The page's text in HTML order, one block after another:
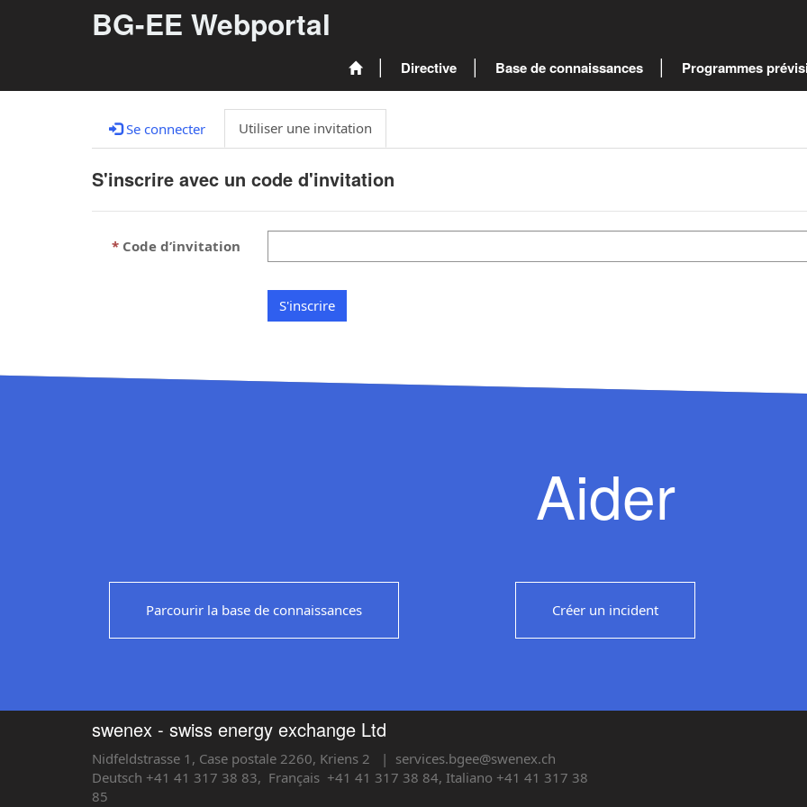
BG-EE Webportal
Directive Base de connaissances Programmes
Se connecter Utiliser une invitation
S'inscrire avec un code d'invitation
Code d’invitation
S'inscrire
Aider
Parcourir la base de connaissances Créer un incident
swenex - swiss energy exchange Ltd
Nidfeldstrasse 1, Case postale 2260, Kriens 2
| services.bgee@swenex.ch
Deutsch +41 41 317 38 83, Français +41 41 317 38 84, Italiano +41 41 317 38
85